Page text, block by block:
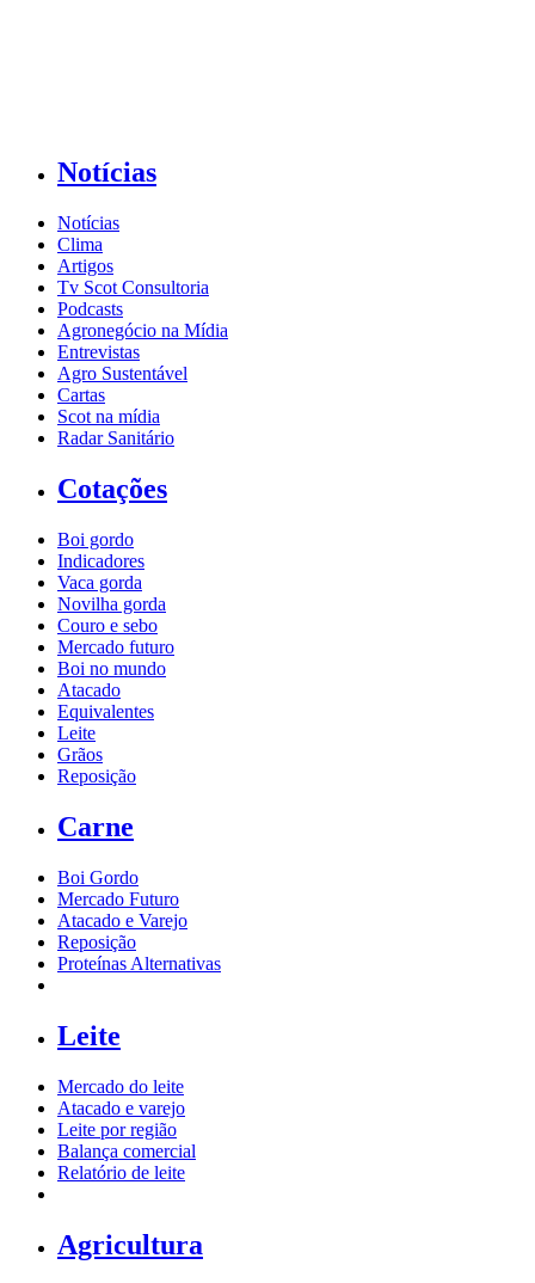
Notícias
Notícias
Clima
Artigos
Tv Scot Consultoria
Podcasts
Agronegócio na Mídia
Entrevistas
Agro Sustentável
Cartas
Scot na mídia
Radar Sanitário
Cotações
Boi gordo
Indicadores
Vaca gorda
Novilha gorda
Couro e sebo
Mercado futuro
Boi no mundo
Atacado
Equivalentes
Leite
Grãos
Reposição
Carne
Boi Gordo
Mercado Futuro
Atacado e Varejo
Reposição
Proteínas Alternativas
Leite
Mercado do leite
Atacado e varejo
Leite por região
Balança comercial
Relatório de leite
Agricultura